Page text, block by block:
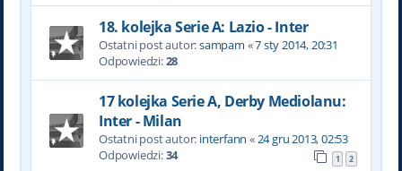
18. kolejka Serie A: Lazio - Inter
Ostatni post autor:sampam «7 sty 2014, 20:31
Odpowiedzi:28
17 kolejka Serie A, Derby Mediolanu:
Inter - Milan
Ostatni post autor: interfann «24 gru 2013, 02:53
Odpowiedzi:34 1 2